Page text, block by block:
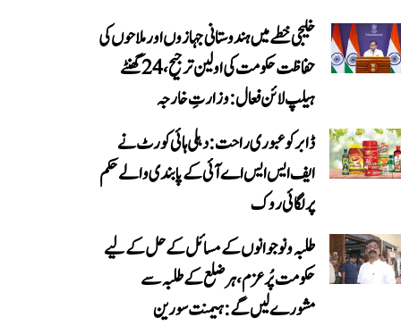
خلیجی خطے میں ہندوستانی جہازوں اور ملاحوں کی
حفاظت حکومت کی اولین ترجیح، 24 گھنٹے
ہیلپ لائن فعال: وزارتِ خارجہ
ڈابر کو عبوری راحت: دہلی ہائی کورٹ نے
ایف ایس ایس اے آئی کے پابندی والے حکم
پر لگائی روک
طلبہ و نوجوانوں کے مسائل کے حل کے لیے
حکومت پُرعزم، ہر ضلع کے طلبہ سے
مشورے لیں گے: ہیمنت سورین